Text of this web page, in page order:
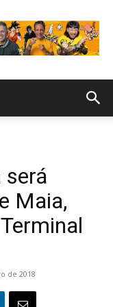
será
Maia,
de 2018